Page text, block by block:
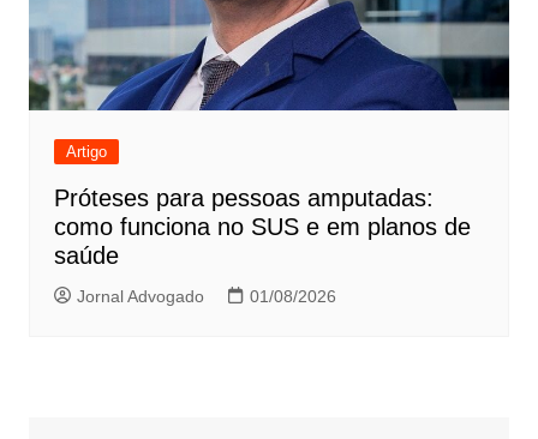
Artigo
Próteses para pessoas amputadas:
como funciona no SUS e em planos de
saúde
Jornal Advogado 01/08/2026